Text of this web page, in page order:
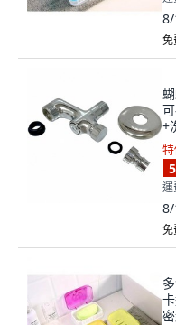
8/
免
+
5
運
8/
免